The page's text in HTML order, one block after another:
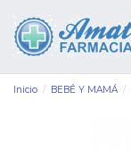
Inicio BEBÉ Y MAMÁ